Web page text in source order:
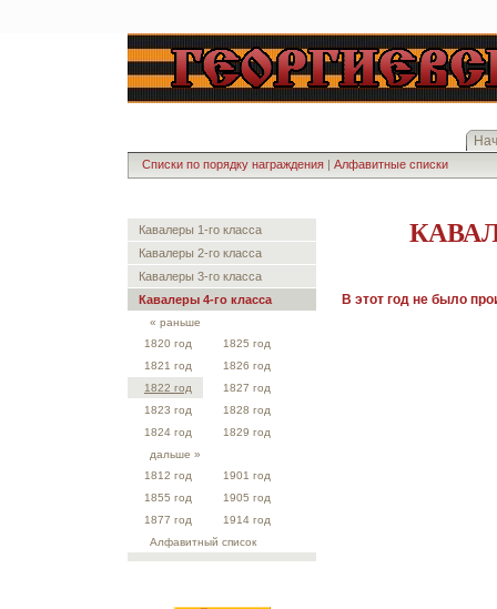
Списки по порядку награждения | Алфавитные списки
Кавалеры 1-го класса
Кавалеры 2-го класса
Кавалеры 3-го класса
Кавалеры 4-го класса
« раньше
1820 год
1825 год
1821 год
1826 год
1822 год
1827 год
1823 год
1828 год
1824 год
1829 год
дальше »
1812 год
1901 год
1855 год
1905 год
1877 год
1914 год
Алфавитный список
В этот год не было